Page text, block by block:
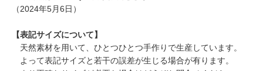
（2024年5月6日）
【表記サイズについて】
天然素材を用いて、ひとつひとつ手作りで生産しています。
よって表記サイズと若干の誤差が生じる場合が有ります。